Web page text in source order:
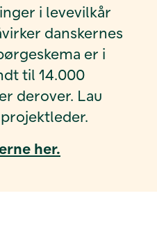
i levevilkår
danskernes
er i
til 14.000
derover. Lau
her.